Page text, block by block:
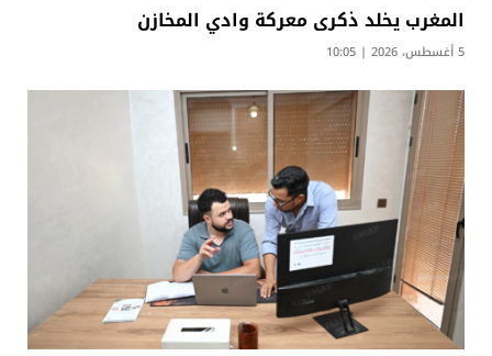
المغرب يخلد ذكرى معركة وادي المخازن
5 أغسطس، 2026 | 10:05